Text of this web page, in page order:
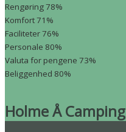
Rengøring78%
Komfort71%
Faciliteter76%
Personale 80%
Valuta for pengene 73%
Beliggenhed 80%
Holme Å Camping